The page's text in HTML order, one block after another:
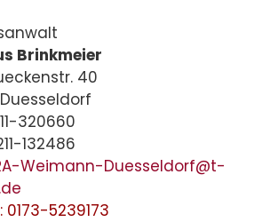
Brinkmeier
40
320660
132486
Weimann-Duesseldorf@t-
0173-5239173